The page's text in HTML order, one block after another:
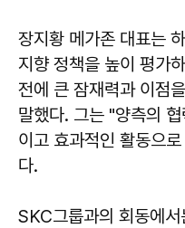
장지황 메가존 대표는
지향 정책을 높이 평가
전에 큰 잠재력과 이점
말했다. 그는 "양측의
이고 효과적인 활동으
다.
SKC그룹과의 회동에